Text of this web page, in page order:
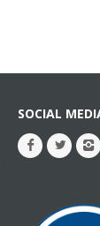
SOCIAL